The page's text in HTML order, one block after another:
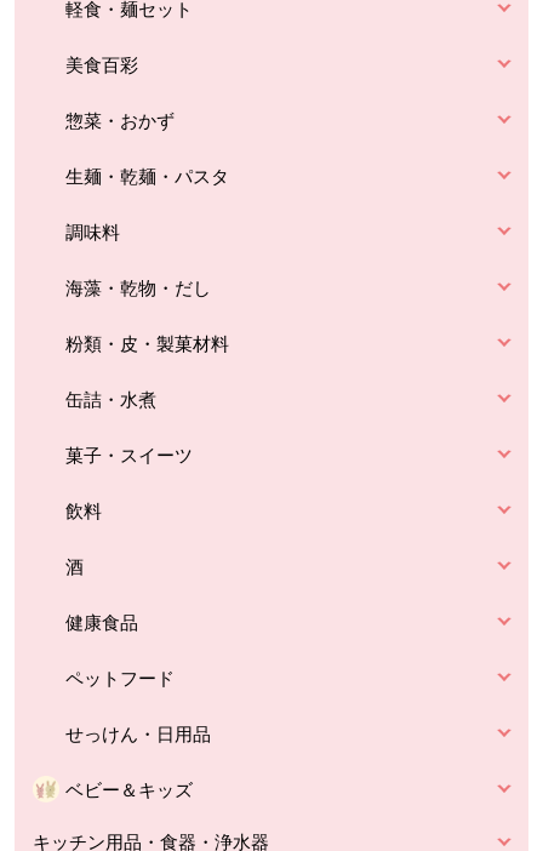
軽食・麺セット
美食百彩
惣菜・おかず
生麺・乾麺・パスタ
調味料
海藻・乾物・だし
粉類・皮・製菓材料
缶詰・水煮
菓子・スイーツ
飲料
酒
健康食品
ペットフード
せっけん・日用品
ベビー＆キッズ
キッチン用品・食器・浄水器